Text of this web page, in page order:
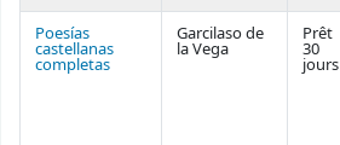
Poesías
castellanas
completas
Garcilaso de
la Vega
Prêt
30
jours